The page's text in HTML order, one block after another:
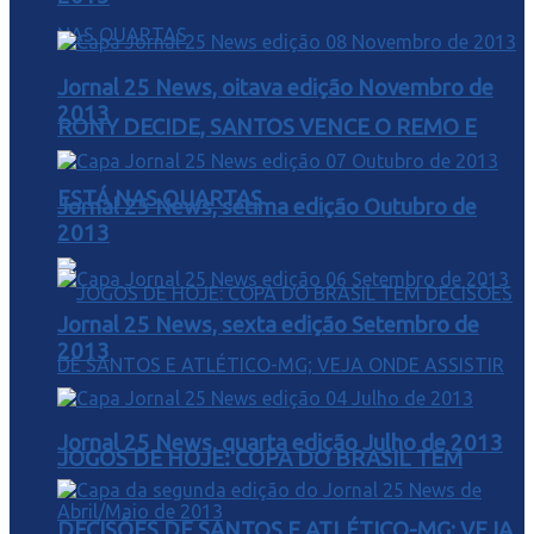
RONY DECIDE, SANTOS VENCE O REMO E
ESTÁ NAS QUARTAS
JOGOS DE HOJE: COPA DO BRASIL TEM
Jornal 25 News, oitava edição Novembro de
2013
Jornal 25 News, sétima edição Outubro de
2013
Jornal 25 News, sexta edição Setembro de
2013
Jornal 25 News, quarta edição Julho de 2013